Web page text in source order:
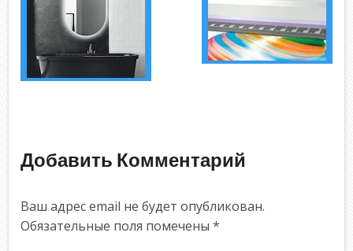
Добавить Комментарий
Ваш адрес email не будет опубликован.
Обязательные поля помечены*